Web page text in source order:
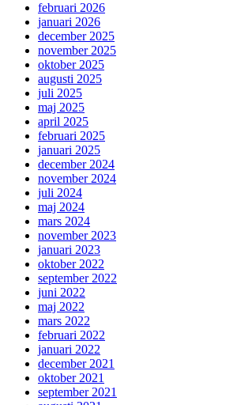
februari 2026
januari 2026
december 2025
november 2025
oktober 2025
augusti 2025
juli 2025
maj 2025
april 2025
februari 2025
januari 2025
december 2024
november 2024
juli 2024
maj 2024
mars 2024
november 2023
januari 2023
oktober 2022
september 2022
juni 2022
maj 2022
mars 2022
februari 2022
januari 2022
december 2021
oktober 2021
september 2021